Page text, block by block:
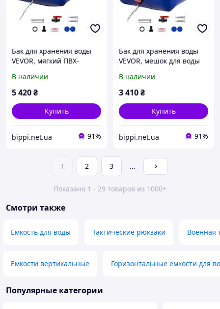
Бак для хранения воды
VEVOR, мягкий ПВХ-
1000 л, контейнер для
хранения воды,
В наличии
5 420₴
Купить
bippi.net.ua 91%
Бак для хранения воды
VEVOR, мешок для воды
мягкий контейнер для
воды, герметичный и
В наличии
3 410₴
Купить
bippi.net.ua 91%
1 2 3 ...
Показано 1 - 29 товаров из 1000+
Смотри также
Емкость для воды Тактические рюкзаки Военная
Емкости вертикальные Горизонтальные емкости для
Популярные категории